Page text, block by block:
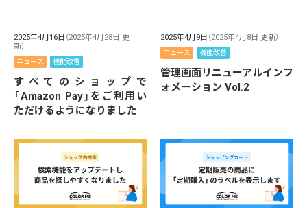
2025年4月16日 （2025年4月28日 更
新）
ニュース 機能改善
すべてのショップで
「Amazon Pay」をご利用い
ただけるようになりました
2025年4月9日 （2025年4月8日 更新）
ニュース 機能改善
管理画面リニューアルインフ
ォメーション Vol.2